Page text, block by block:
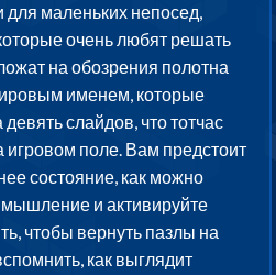
для маленьких непосед,
очень любят решать
на обозрения полотна
именем, которые
слайдов, что тотчас
поле. Вам предстоит
состояние, как можно
и активируйте
чтобы вернуть пазлы на
как выглядит